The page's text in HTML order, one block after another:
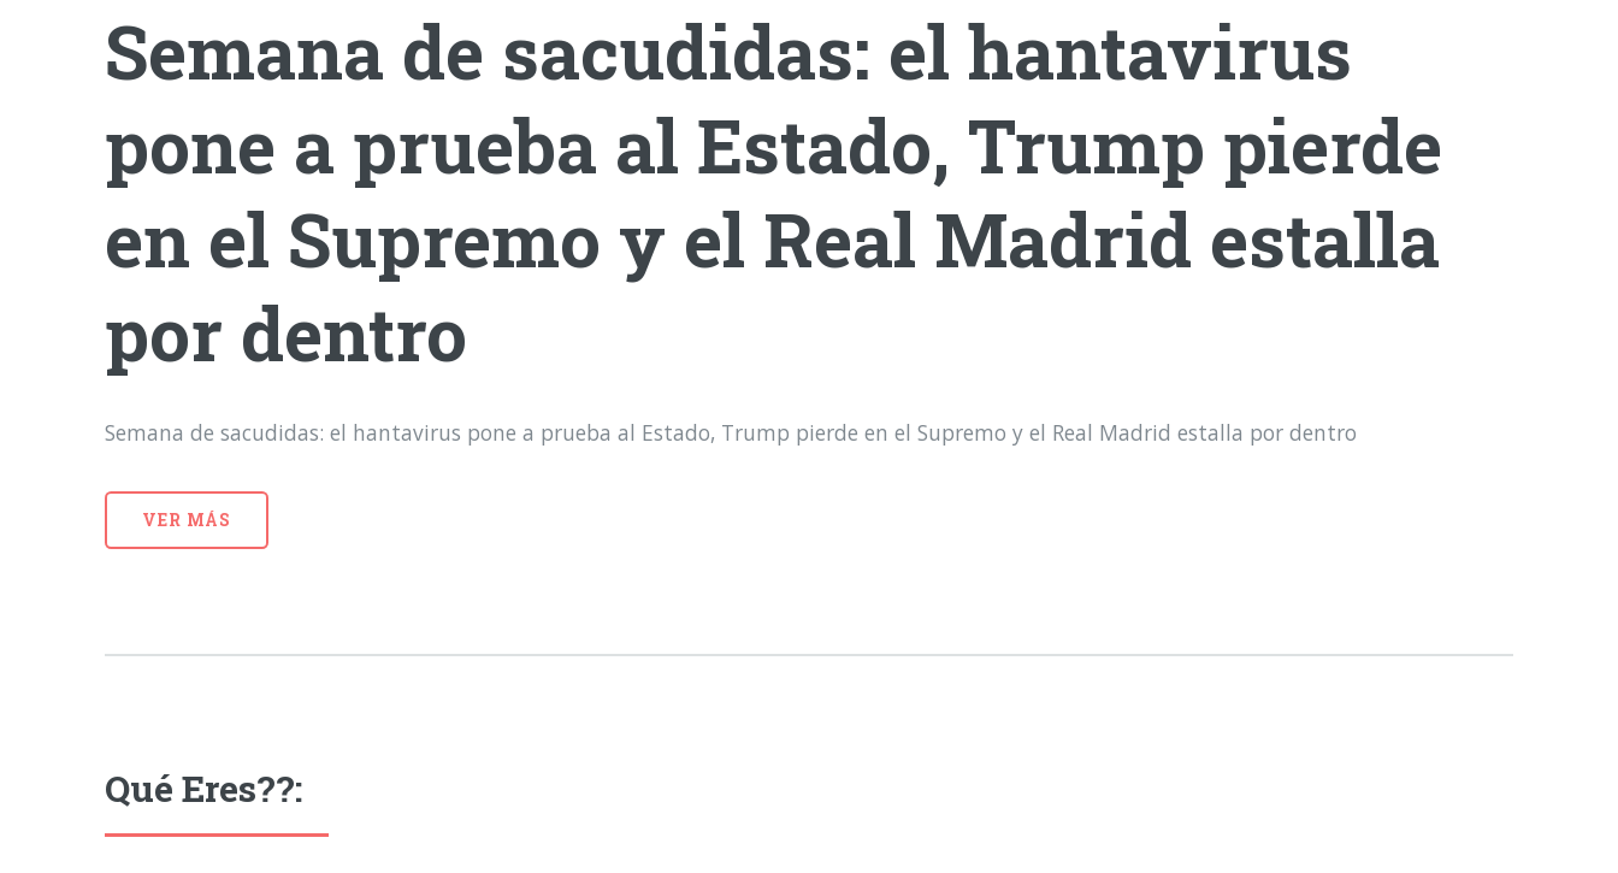
Semana de sacudidas: el hantavirus
pone a prueba al Estado, Trump pierde
en el Supremo y el Real Madrid estalla
por dentro
Semana de sacudidas: el hantavirus pone a prueba al Estado, Trump pierde en el Supremo y el Real Madrid estalla por dentro
VER MÁS
Qué Eres??: